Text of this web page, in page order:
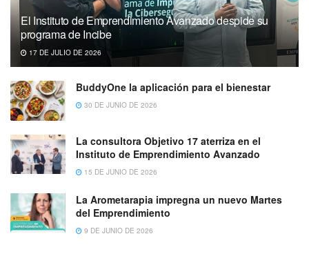
El Instituto de Emprendimiento Avanzado despide su
programa de Incibe
17 DE JULIO DE 2026
BuddyOne la aplicación para el bienestar
30 DE JUNIO DE 2026
La consultora Objetivo 17 aterriza en el
Instituto de Emprendimiento Avanzado
15 DE JUNIO DE 2026
La Arometarapia impregna un nuevo Martes
del Emprendimiento
9 DE JUNIO DE 2026